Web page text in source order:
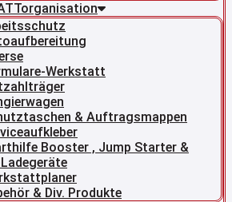
Werkstatt
& Auftragsmappen
Booster , Jump Starter &
& Div. Produkte